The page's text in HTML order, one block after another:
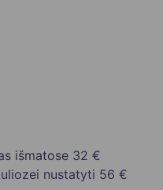
išmatose 32 €
nustatyti 56 €